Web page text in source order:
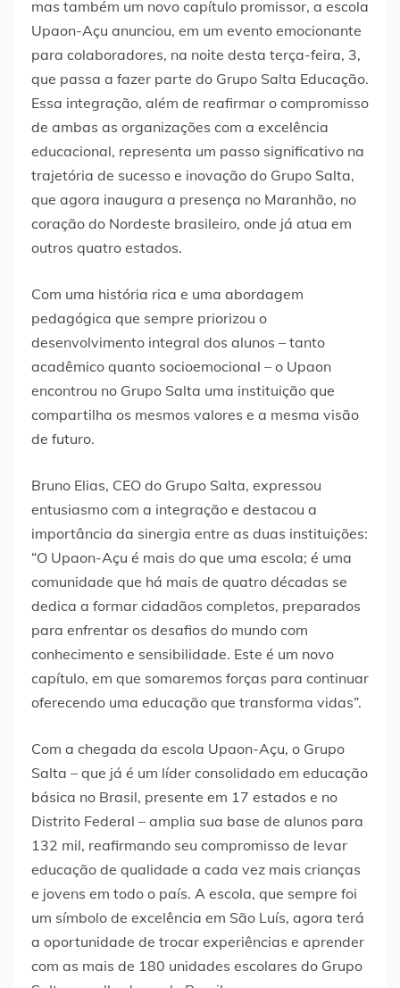
mas também um novo capítulo promissor, a escola
Upaon-Açu anunciou, em um evento emocionante
para colaboradores, na noite desta terça-feira, 3,
que passa a fazer parte do Grupo Salta Educação.
Essa integração, além de reafirmar o compromisso
de ambas as organizações com a excelência
educacional, representa um passo significativo na
trajetória de sucesso e inovação do Grupo Salta,
que agora inaugura a presença no Maranhão, no
coração do Nordeste brasileiro, onde já atua em
outros quatro estados.
Com uma história rica e uma abordagem
pedagógica que sempre priorizou o
desenvolvimento integral dos alunos – tanto
acadêmico quanto socioemocional – o Upaon
encontrou no Grupo Salta uma instituição que
compartilha os mesmos valores e a mesma visão
de futuro.
Bruno Elias, CEO do Grupo Salta, expressou
entusiasmo com a integração e destacou a
importância da sinergia entre as duas instituições:
“O Upaon-Açu é mais do que uma escola; é uma
comunidade que há mais de quatro décadas se
dedica a formar cidadãos completos, preparados
para enfrentar os desafios do mundo com
conhecimento e sensibilidade. Este é um novo
capítulo, em que somaremos forças para continuar
oferecendo uma educação que transforma vidas”.
Com a chegada da escola Upaon-Açu, o Grupo
Salta – que já é um líder consolidado em educação
básica no Brasil, presente em 17 estados e no
Distrito Federal – amplia sua base de alunos para
132 mil, reafirmando seu compromisso de levar
educação de qualidade a cada vez mais crianças
e jovens em todo o país. A escola, que sempre foi
um símbolo de excelência em São Luís, agora terá
a oportunidade de trocar experiências e aprender
com as mais de 180 unidades escolares do Grupo